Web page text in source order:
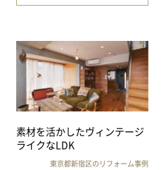
素材を活かしたヴィンテージ
ライクなLDK
東京都新宿区のリフォーム事例